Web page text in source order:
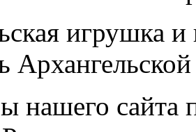
игрушка и
нашего сайта